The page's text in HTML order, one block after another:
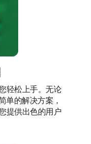
轻松上手。无论
单的解决方案，
提供出色的用户